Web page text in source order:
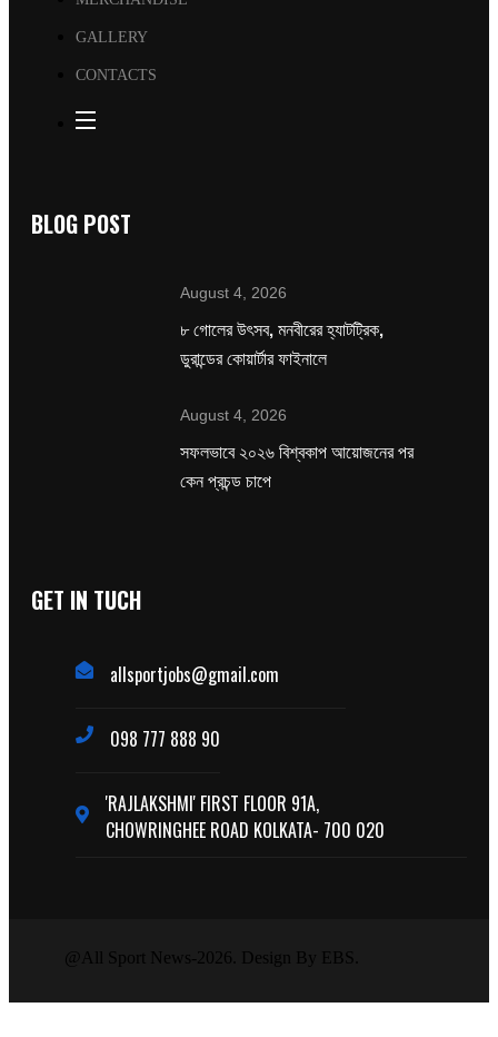
GALLERY
CONTACTS
BLOG POST
August 4, 2026
৮ গোলের উৎসব, মনবীরের হ্যাটট্রিক,
ডুরান্ডের কোয়ার্টার ফাইনালে
August 4, 2026
সফলভাবে ২০২৬ বিশ্বকাপ আয়োজনের পর
কেন প্রচন্ড চাপে
GET IN TUCH
allsportjobs@gmail.com
098 777 888 90
'RAJLAKSHMI' FIRST FLOOR 91A,
CHOWRINGHEE ROAD KOLKATA- 700 020
@All Sport News-2026. Design By EBS.